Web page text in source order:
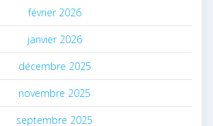
février 2026
janvier 2026
décembre 2025
novembre 2025
septembre 2025